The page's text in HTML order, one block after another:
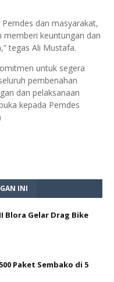
dan masyarakat,
memberi keuntungan dan
tegas Ali Mustafa.
untuk segera
pembenahan
dan pelaksanaan
kepada Pemdes
INI
Blora Gelar Drag Bike
Paket Sembako di 5